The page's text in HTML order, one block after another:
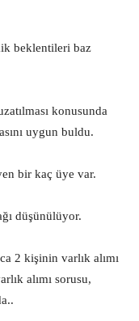
beklentileri baz
konusunda
uygun buldu.
bir kaç üye var.
düşünülüyor.
2 kişinin varlık alımı
alımı sorusu,